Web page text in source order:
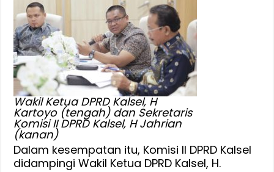
Wakil Ketua DPRD Kalsel, H
Kartoyo (tengah) dan Sekretaris
Komisi II DPRD Kalsel, H Jahrian
(kanan)
Dalam kesempatan itu, Komisi II DPRD Kalsel
didampingi Wakil Ketua DPRD Kalsel, H.